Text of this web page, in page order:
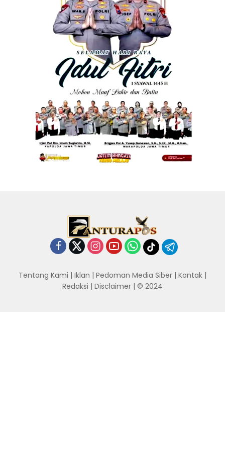
Tentang Kami | Iklan | Pedoman Media Siber | Kontak |
Redaksi | Disclaimer | © 2024